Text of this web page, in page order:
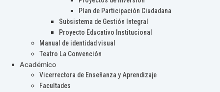
Plan de Participación Ciudadana
Subsistema de Gestión Integral
Proyecto Educativo Institucional
Manual de identidad visual
Teatro La Convención
Académico
Vicerrectora de Enseñanza y Aprendizaje
Facultades